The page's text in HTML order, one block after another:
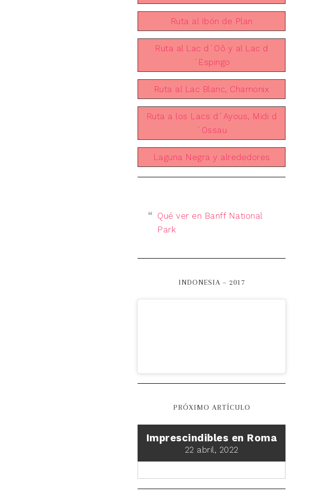
Ruta al Ibón de Plan
Ruta al Lac d´Oô y al Lac d
´Espingo
Ruta al Lac Blanc, Chamonix
Ruta a los Lacs d´Ayous, Midi d
´Ossau
Laguna Negra y alrededores
Qué ver en Banff National
Park
INDONESIA – 2017
PRÓXIMO ARTÍCULO
Imprescindibles en Roma
22 abril, 2022